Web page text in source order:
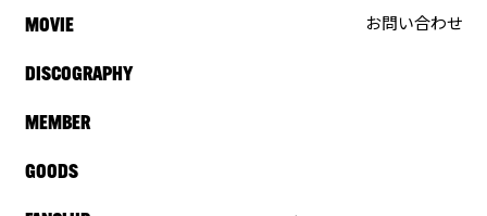
MOVIE
DISCOGRAPHY
MEMBER
GOODS
お問い合わせ